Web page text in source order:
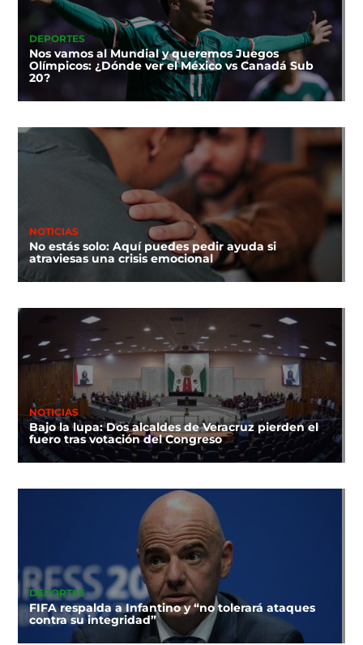
DEPORTES
Nos vamos al Mundial y queremos Juegos
Olímpicos: ¿Dónde ver el México vs Canadá Sub
20?
NOTICIAS
No estás solo: Aquí puedes pedir ayuda si
atraviesas una crisis emocional
NOTICIAS
Bajo la lupa: Dos alcaldes de Veracruz pierden el
fuero tras votación del Congreso
DEPORTES
FIFA respalda a Infantino y “no tolerará ataques
contra su integridad”